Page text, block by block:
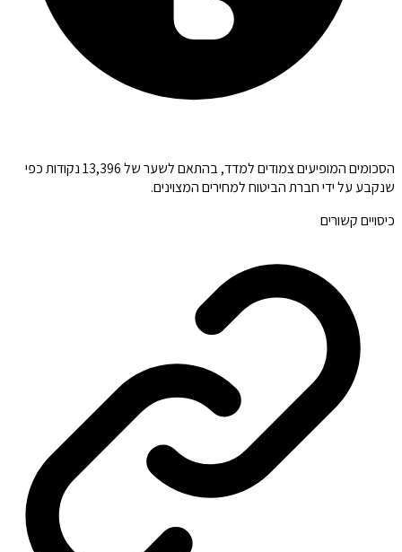
הסכומים המופיעים צמודים למדד, בהתאם לשער של 13,396 נקודות כפי
שנקבע על ידי חברת הביטוח למחירים המצוינים.
כיסויים קשורים